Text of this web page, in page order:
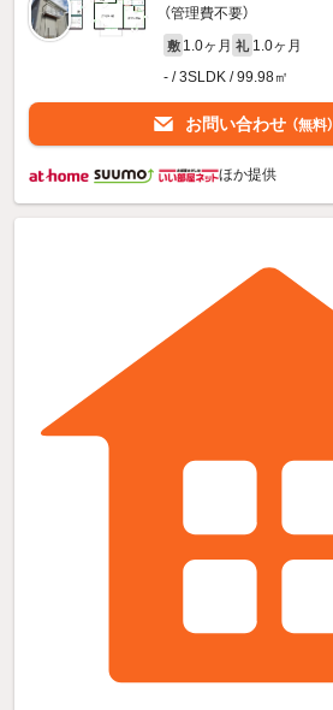
（管理費不要）
敷 1.0ヶ月 礼 1.0ヶ月
- / 3SLDK / 99.98㎡
お問い合わせ （無料）
ほか提供